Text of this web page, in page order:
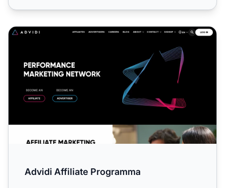
Advidi Affiliate Programma
Advidi Affiliate Programma